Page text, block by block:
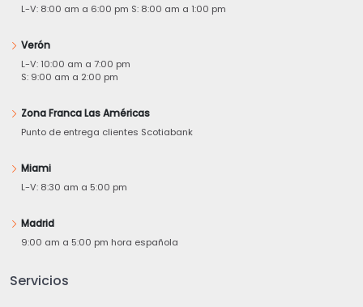
L-V: 8:00 am a 6:00 pm S: 8:00 am a 1:00 pm
Verón
L-V: 10:00 am a 7:00 pm
S: 9:00 am a 2:00 pm
Zona Franca Las Américas
Punto de entrega clientes Scotiabank
Miami
L-V: 8:30 am a 5:00 pm
Madrid
9:00 am a 5:00 pm hora española
Servicios